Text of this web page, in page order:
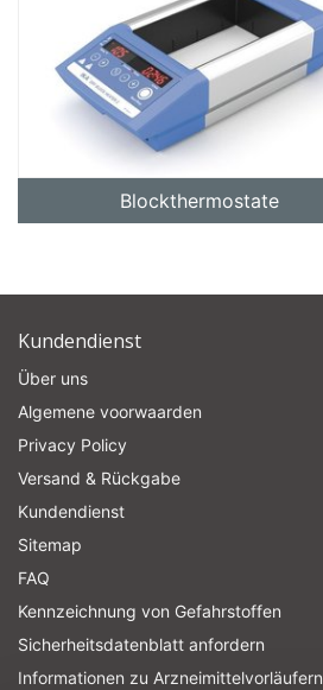
Blockthermostate
Kundendienst
Über uns
Algemene voorwaarden
Privacy Policy
Versand & Rückgabe
Kundendienst
Sitemap
FAQ
Kennzeichnung von Gefahrstoffen
Sicherheitsdatenblatt anfordern
Informationen zu Arzneimittelvorläufern